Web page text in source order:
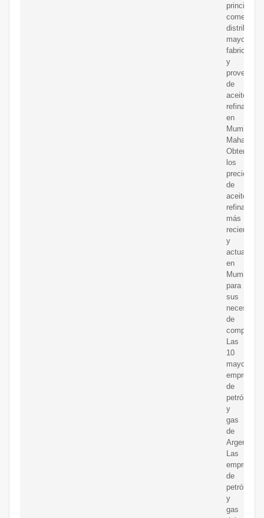
principales
fabricantes
y
de
aceite
refinado
en
Mumbai,
Obtenga
los
precios
de
aceite
refinado
más
recientes
y
en
Mumbai
para
sus
de
compra.
Las
10
mayores
empresas
de
petróleo
y
gas
de
Argentina
Las
empresas
de
petróleo
y
gas